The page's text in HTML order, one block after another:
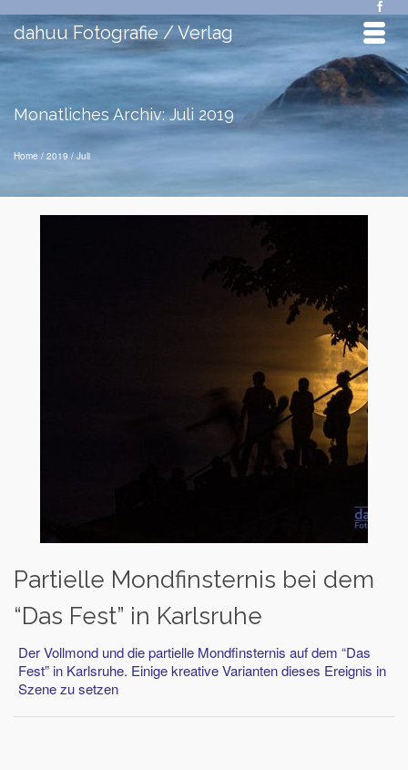
dahuu Fotografie / Verlag
Monatliches Archiv: Juli 2019
Home / 2019 / Juli
Partielle Mondfinsternis bei dem
“Das Fest” in Karlsruhe
Der Vollmond und die partielle Mondfinsternis auf dem “Das
Fest” in Karlsruhe. Einige kreative Varianten dieses Ereignis in
Szene zu setzen